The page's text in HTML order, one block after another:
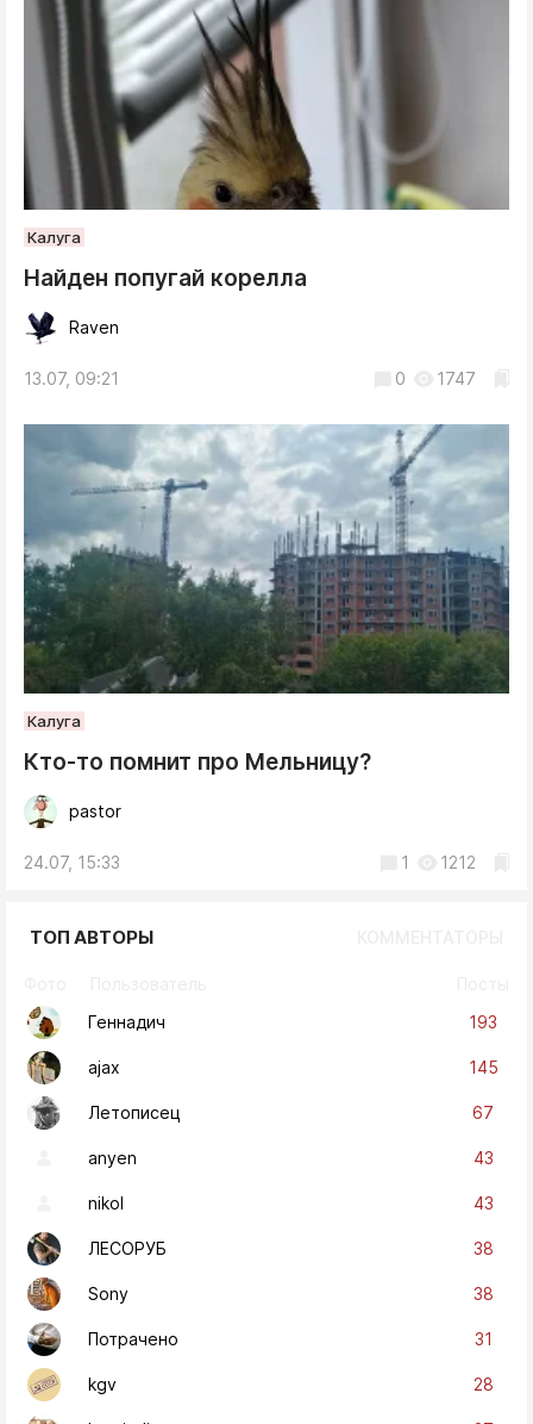
Калуга
Найден попугай корелла
Raven
13.07, 09:21 0 1747
Калуга
Кто-то помнит про Мельницу?
pastor
24.07, 15:33 1 1212
ТОП АВТОРЫ
Геннадич
193
ajax 145
Летописец 67
anyen 43
nikol 43
ЛЕСОРУБ 38
Sony 38
Потрачено 31
kgv 28